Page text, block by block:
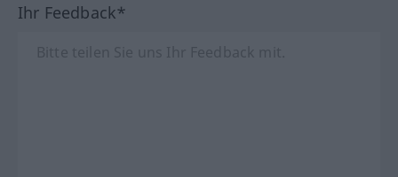
Ihr Feedback*